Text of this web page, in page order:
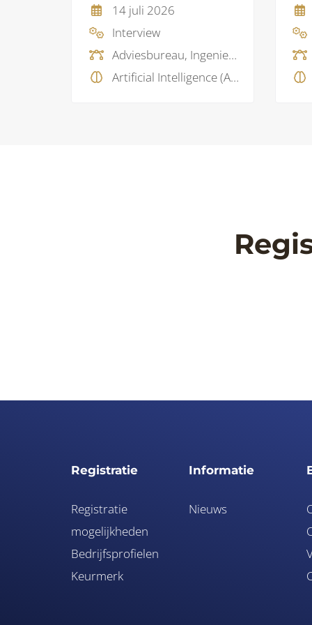
14 juli 2026
Interview
Adviesbureau, Ingenieursbureau
Artificial Intelligence (AI), BIM standaard, BIM visie, Data
Registratie
Registratie
mogelijkheden
Bedrijfsprofielen
Keurmerk
Informatie
Nieuws